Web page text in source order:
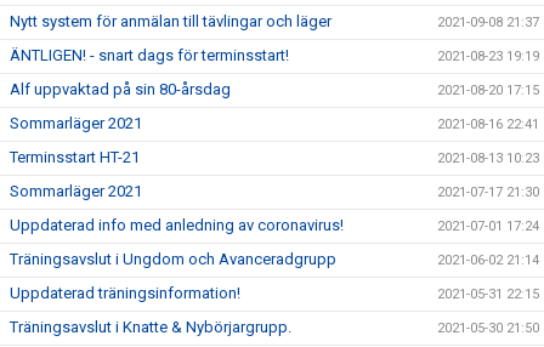
Nytt system för anmälan till tävlingar och läger 2021-09-08 21:37
ÄNTLIGEN! - snart dags för terminsstart! 2021-08-23 19:19
Alf uppvaktad på sin 80-årsdag 2021-08-20 17:15
Sommarläger 2021 2021-08-16 22:41
Terminsstart HT-21 2021-08-13 10:23
Sommarläger 2021 2021-07-17 21:30
Uppdaterad info med anledning av coronavirus! 2021-07-01 17:24
Träningsavslut i Ungdom och Avanceradgrupp 2021-06-02 21:14
Uppdaterad träningsinformation! 2021-05-31 22:15
Träningsavslut i Knatte & Nybörjargrupp. 2021-05-30 21:50